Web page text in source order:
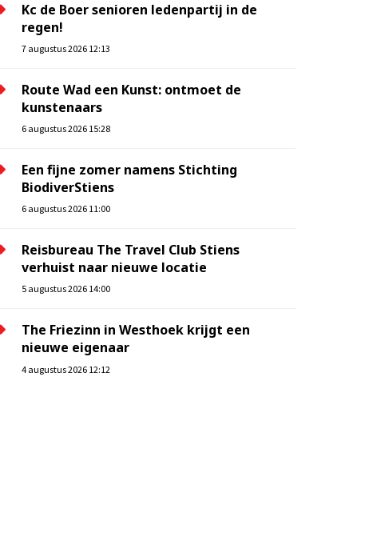
Kc de Boer senioren ledenpartij in de
regen!
7 augustus 2026 12:13
Route Wad een Kunst: ontmoet de
kunstenaars
6 augustus 2026 15:28
Een fijne zomer namens Stichting
BiodiverStiens
6 augustus 2026 11:00
Reisbureau The Travel Club Stiens
verhuist naar nieuwe locatie
5 augustus 2026 14:00
The Friezinn in Westhoek krijgt een
nieuwe eigenaar
4 augustus 2026 12:12